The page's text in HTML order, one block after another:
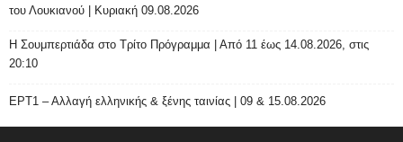
του Λουκιανού | Κυριακή 09.08.2026
H Σουμπερτιάδα στο Τρίτο Πρόγραμμα | Από 11 έως 14.08.2026, στις
20:10
ΕΡΤ1 – Αλλαγή ελληνικής & ξένης ταινίας | 09 & 15.08.2026